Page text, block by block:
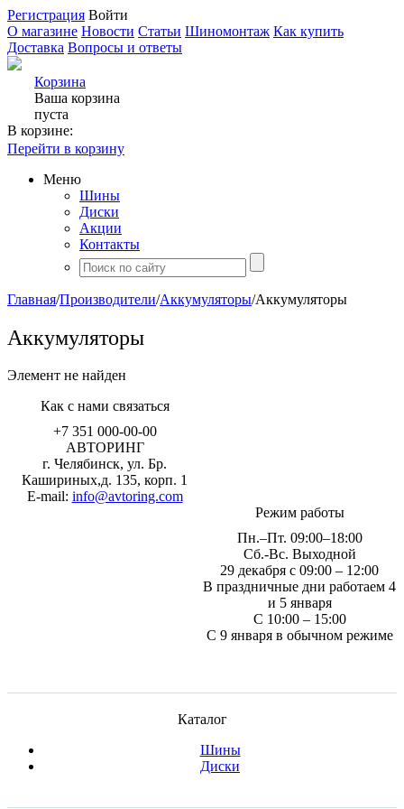
Регистрация Войти
О магазине Новости Статьи Шиномонтаж Как купить
Доставка Вопросы и ответы
Корзина
Ваша корзина
пуста
В корзине:
Перейти в корзину
Меню
Шины
Диски
Акции
Контакты
Главная/Производители/Аккумуляторы/Аккумуляторы
Аккумуляторы
Элемент не найден
Как с нами связаться
+7 351 000-00-00
АВТОРИНГ
г. Челябинск, ул. Бр.
Кашириных,д. 135, корп. 1
E-mail: info@avtoring.com
Режим работы
Пн.–Пт. 09:00–18:00
Сб.-Вс. Выходной
29 декабря с 09:00 – 12:00
В праздничные дни работаем 4
и 5 января
С 10:00 – 15:00
С 9 января в обычном режиме
Каталог
Шины
Диски